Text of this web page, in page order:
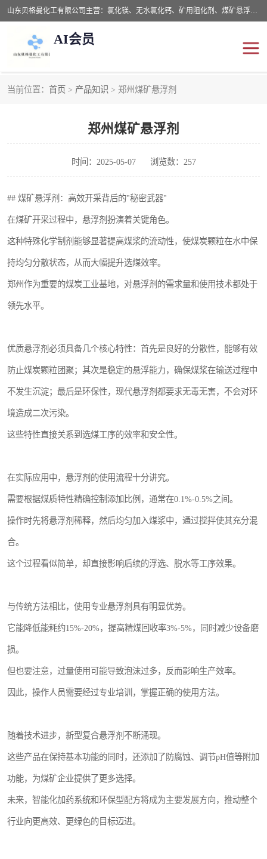
山东贝格曼化工有限公司主营：氯化镁、无水氯化钙、矿用阻化剂、煤矿悬浮剂、道路抑尘剂、氢氧化镁，防灭火剂等，公司位于山东省潍坊市滨海经济开发区,是专业从事对各种精细化工集研究、开发、制造于一体的现代化大型跨境化工企业，公司本着诚信经营、给每一位客户提供专业服务。
AI会员
当前位置： 首页 > 产品知识 > 郑州煤矿悬浮剂
郑州煤矿悬浮剂
时间：2025-05-07 浏览数：257
## 煤矿悬浮剂：高效开采背后的"秘密武器"
在煤矿开采过程中，悬浮剂扮演着关键角色。
这种特殊化学制剂能够显著提高煤浆的流动性，使煤炭颗粒在水中保
持均匀分散状态，从而大幅提升选煤效率。
郑州作为重要的煤炭工业基地，对悬浮剂的需求量和使用技术都处于
领先水平。
优质悬浮剂必须具备几个核心特性：首先是良好的分散性，能够有效
防止煤炭颗粒团聚；其次是稳定的悬浮能力，确保煤浆在输送过程中
不发生沉淀；最后是环保性，现代悬浮剂都要求无毒无害，不会对环
境造成二次污染。
这些特性直接关系到选煤工序的效率和安全性。
在实际应用中，悬浮剂的使用流程十分讲究。
需要根据煤质特性精确控制添加比例，通常在0.1%-0.5%之间。
操作时先将悬浮剂稀释，然后均匀加入煤浆中，通过搅拌使其充分混
合。
这个过程看似简单，却直接影响后续的浮选、脱水等工序效果。
与传统方法相比，使用专业悬浮剂具有明显优势。
它能降低能耗约15%-20%，提高精煤回收率3%-5%，同时减少设备磨
损。
但也要注意，过量使用可能导致泡沫过多，反而影响生产效率。
因此，操作人员需要经过专业培训，掌握正确的使用方法。
随着技术进步，新型复合悬浮剂不断涌现。
这些产品在保持基本功能的同时，还添加了防腐蚀、调节pH值等附加
功能，为煤矿企业提供了更多选择。
未来，智能化加药系统和环保型配方将成为主要发展方向，推动整个
行业向更高效、更绿色的目标迈进。
氯化钙
抑尘剂
氢氧化镁